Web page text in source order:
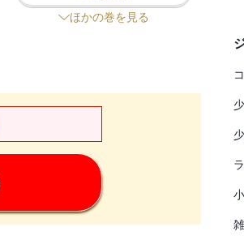
ほかの巻を見る